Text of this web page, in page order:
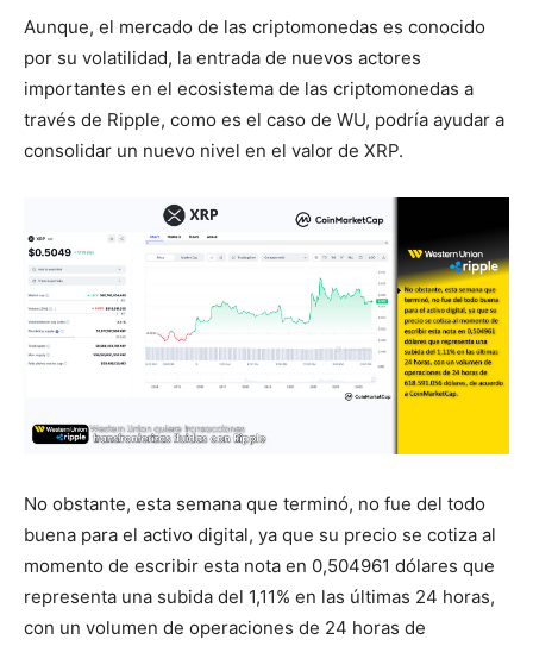
Aunque, el mercado de las criptomonedas es conocido
por su volatilidad, la entrada de nuevos actores
importantes en el ecosistema de las criptomonedas a
través de Ripple, como es el caso de WU, podría ayudar a
consolidar un nuevo nivel en el valor de XRP.
No obstante, esta semana que terminó, no fue del todo
buena para el activo digital, ya que su precio se cotiza al
momento de escribir esta nota en 0,504961 dólares que
representa una subida del 1,11% en las últimas 24 horas,
con un volumen de operaciones de 24 horas de